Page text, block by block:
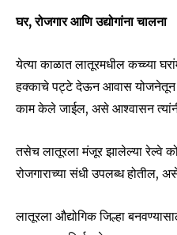
conversation.
To subscribe, simply enter
or click the subscribe button
your privacy and won't spam
safe with us.
घर, रोजगार आणि उद्योगांना चालना
येत्या काळात लातूरमधील कच्च्या
हक्काचे पट्टे देऊन आवास
काम केले जाईल, असे आश्वासन
तसेच लातूरला मंजूर झालेल्या रेल्वे
रोजगाराच्या संधी उपलब्ध होतील,
लातूरला औद्योगिक जिल्हा